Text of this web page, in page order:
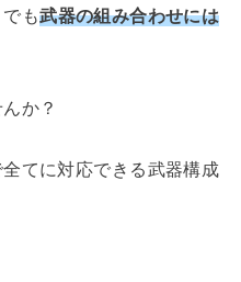
も武器の組み合わせには
か？
てに対応できる武器構成